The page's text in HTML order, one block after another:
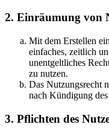
2. Einräumung von
Mit dem Erstellen
einfaches, zeitlich
unentgeltliches
zu nutzen.
Das Nutzungsrecht
nach Kündigung
3. Pflichten des